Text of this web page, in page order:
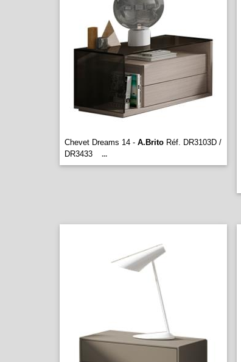
Chevet Dreams 14 - A.Brito Réf. DR3103D /
DR3433
...